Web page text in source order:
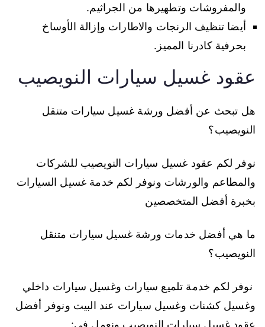
والمفروشات وتطهيرها من الجراثيم.
أيضا تنظيف الرنجات والاطارات وإزالة الأوساخ
بحرفية كادرنا المميز.
عقود غسيل سيارات النويصيب
هل تبحث عن أفضل ورشة غسيل سيارات متنقل
النويصيب؟
نوفر لكم عقود غسيل سيارات النويصيب للشركات
والمطاعم والورشات ونوفر لكم خدمة غسيل السيارات
بخبرة أفضل المتخصصين
ما هي أفضل خدمات ورشة غسيل سيارات متنقل
النويصيب؟
نوفر لكم خدمة تلميع سيارات وغسيل سيارات داخلي
وغسيل كشنات وغسيل سيارات عند البيت ونوفر أفضل
عقود غسيل سيارات النويصيب ونعمل في: